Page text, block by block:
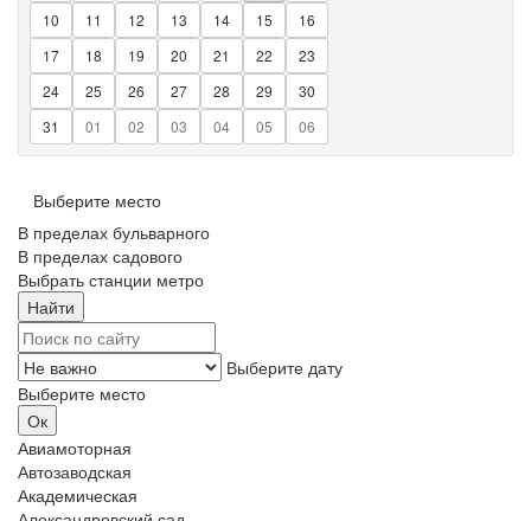
10
11 12 13 14 15
16
17
18 19 20 21 22
23
24
25 26 27 28 29
30
31
01 02 03 04 05 06
Выберите место
В пределах бульварного
В пределах садового
Выбрать станции метро
Выберите дату
Выберите место
Авиамоторная
Автозаводская
Академическая